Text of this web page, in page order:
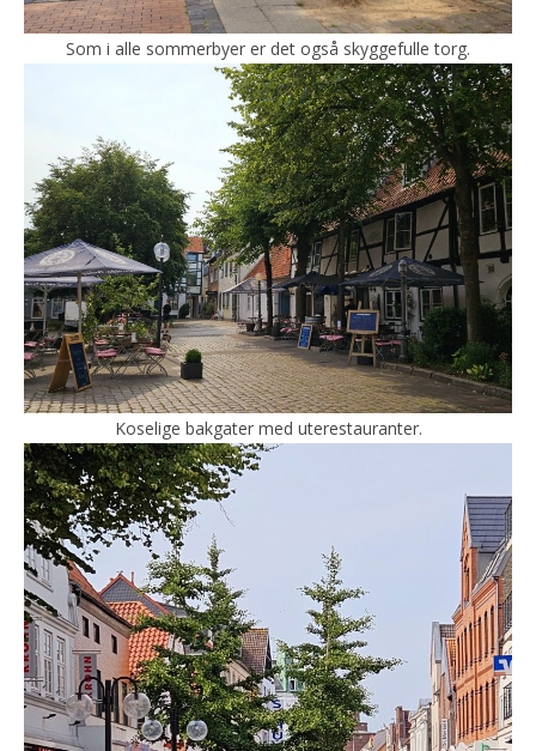
Som i alle sommerbyer er det også skyggefulle torg.
Koselige bakgater med uterestauranter.